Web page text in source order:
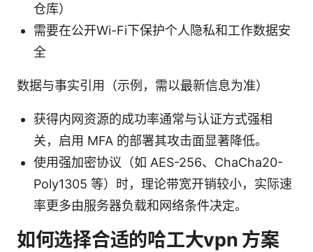
仓库）
需要在公开Wi-Fi下保护个人隐私和工作数据安
全
数据与事实引用（示例，需以最新信息为准）
获得内网资源的成功率通常与认证方式强相
关，启用 MFA 的部署其攻击面显著降低。
使用强加密协议（如 AES-256、ChaCha20-
Poly1305 等）时，理论带宽开销较小，实际速
率更多由服务器负载和网络条件决定。
如何选择合适的哈工大vpn 方案